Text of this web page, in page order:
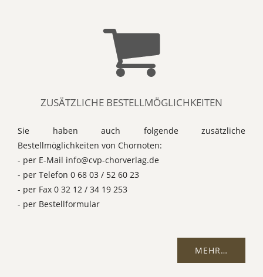
ZUSÄTZLICHE BESTELLMÖGLICHKEITEN
Sie haben auch folgende zusätzliche
Bestellmöglichkeiten von Chornoten:
- per E-Mail info@cvp-chorverlag.de
- per Telefon 0 68 03 / 52 60 23
- per Fax 0 32 12 / 34 19 253
- per Bestellformular
MEHR…